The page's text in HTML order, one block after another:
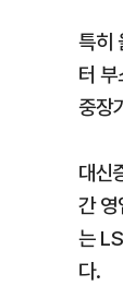
특히
터
중장
대신
간
는
다.